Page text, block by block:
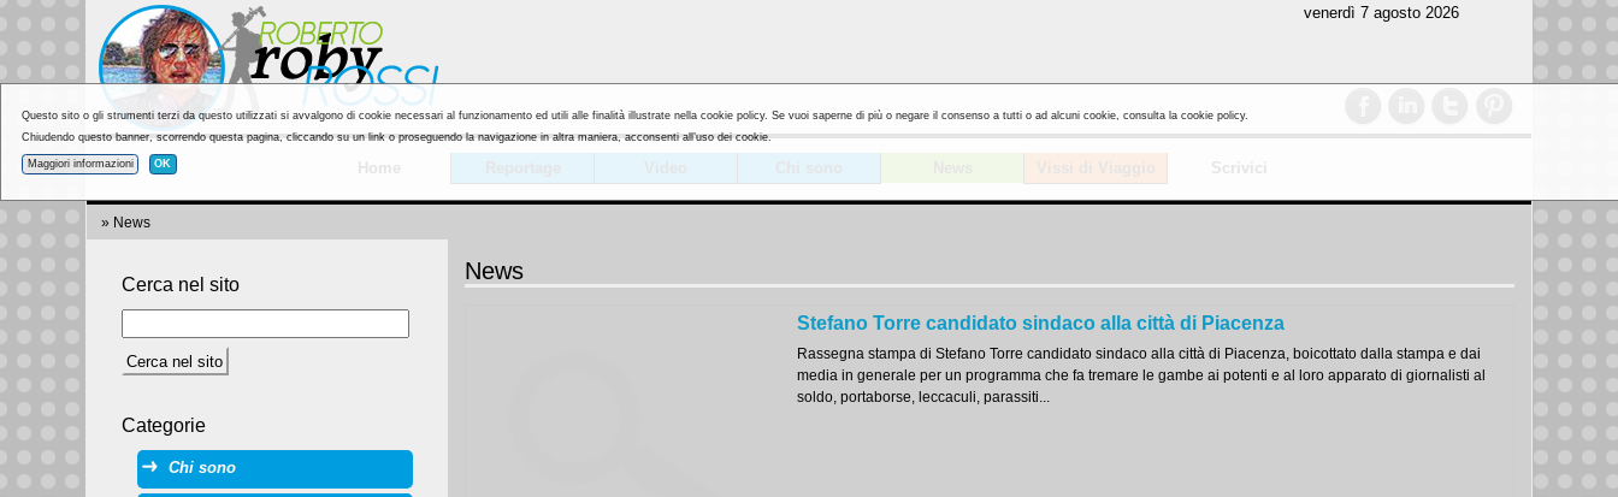
venerdì 7 agosto 2026
Home Scrivici
» News
News
Stefano Torre candidato sindaco alla città di Piacenza
Rassegna stampa di Stefano Torre candidato sindaco alla città di Piacenza, boicottato dalla stampa e dai
media in generale per un programma che fa tremare le gambe ai potenti e al loro apparato di giornalisti al
soldo, portaborse, leccaculi, parassiti...
Cerca nel sito
Categorie
Chi sono
Questo sito o gli strumenti terzi da questo utilizzati si avvalgono di cookie necessari al funzionamento ed utili alle finalità illustrate nella cookie policy. Se vuoi saperne di più o negare il consenso a tutti o ad alcuni cookie, consulta la cookie policy.
Chiudendo questo banner, scorrendo questa pagina, cliccando su un link o proseguendo la navigazione in altra maniera, acconsenti all’uso dei cookie.
Maggiori informazioni OK